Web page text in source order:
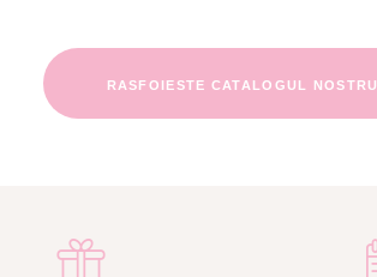
RASFOIESTE CATALOGUL NOSTRU